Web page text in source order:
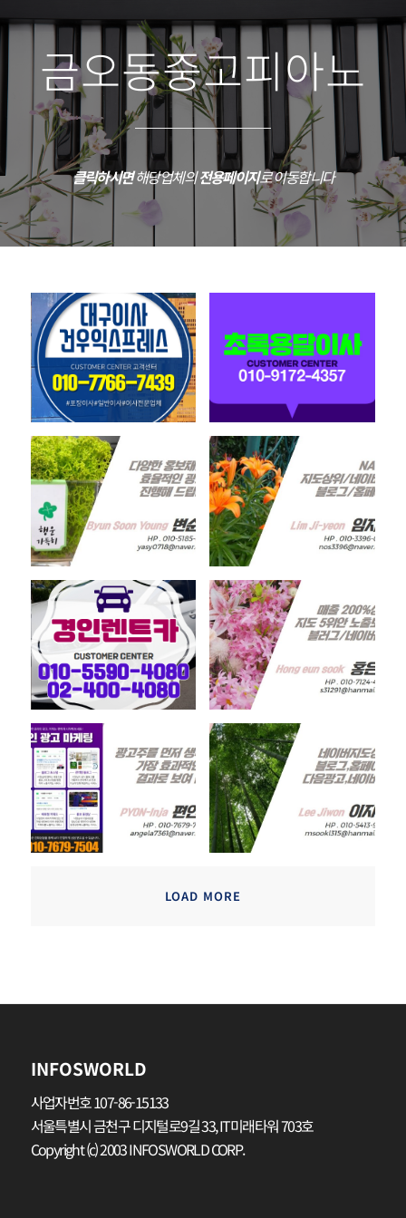
금오동중고피아노
클릭하시면해당업체의전용페이지로 이동합니다
LOAD MORE
INFOSWORLD
사업자번호 107-86-15133
서울특별시 금천구 디지털로9길 33, IT미래타워 703호
Copyright (c) 2003 INFOSWORLD CORP.